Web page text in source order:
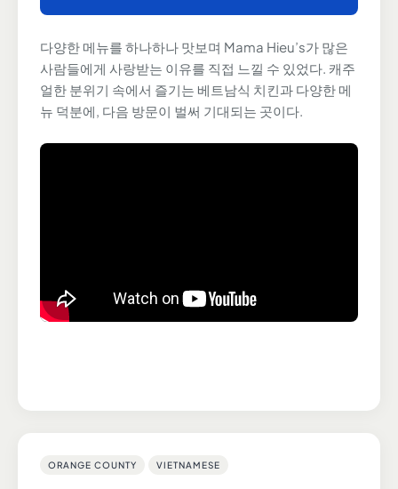
다양한 메뉴를 하나하나 맛보며 Mama Hieu’s가 많은
사람들에게 사랑받는 이유를 직접 느낄 수 있었다. 캐주
얼한 분위기 속에서 즐기는 베트남식 치킨과 다양한 메
뉴 덕분에, 다음 방문이 벌써 기대되는 곳이다.
ORANGE COUNTY VIETNAMESE